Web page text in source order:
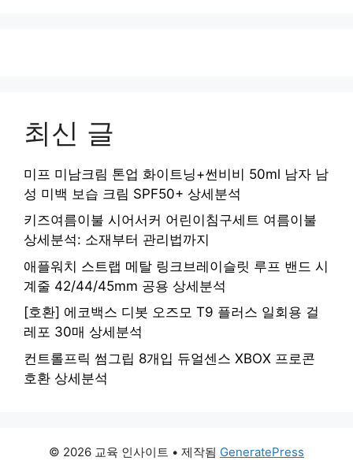
최신 글
미프 미남크림 톤업 화이트닝+썬비비 50ml 남자 남
성 미백 보습 크림 SPF50+ 상세분석
키즈여름이불 시어서커 어린이침구세트 여름이불
상세분석: 소재부터 관리법까지
애플워치 스트랩 메탈 링크브레이슬릿 루프 밴드 시
계줄 42/44/45mm 공용 상세분석
[호환] 에코백스 디봇 오즈모 T9 플러스 일회용 걸
레포 30매 상세분석
컨트롤프릭 썸그립 8개입 듀얼센스 XBOX 프로콘
호환 상세분석
© 2026 교육 인사이트 • 제작됨 GeneratePress